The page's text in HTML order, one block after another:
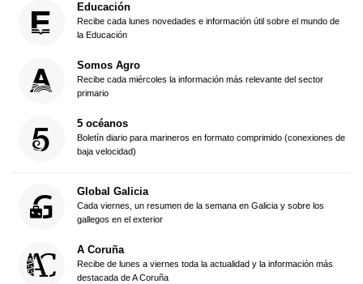
Educación
Recibe cada lunes novedades e información útil sobre el mundo de
la Educación
Somos Agro
Recibe cada miércoles la información más relevante del sector
primario
5 océanos
Boletín diario para marineros en formato comprimido (conexiones de
baja velocidad)
Global Galicia
Cada viernes, un resumen de la semana en Galicia y sobre los
gallegos en el exterior
A Coruña
Recibe de lunes a viernes toda la actualidad y la información más
destacada de A Coruña